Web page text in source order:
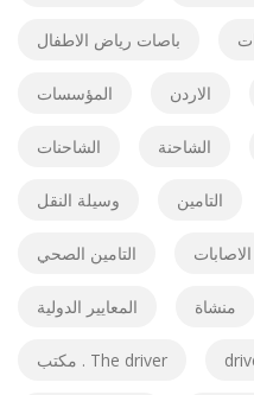
باصات رياض الاطفال
المؤسسات الاردن
الشاحنات الشاحنة
وسيلة النقل التامين
التامين الصحي الاصابات
المعايير الدولية منشاة
مكتب . The driver